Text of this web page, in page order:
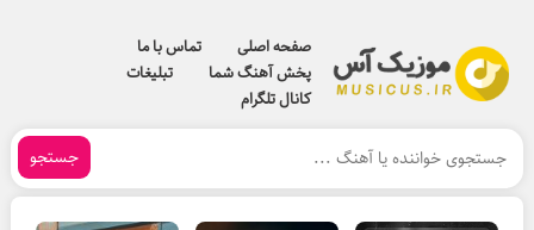
صفحه اصلی
تماس با ما
پخش آهنگ شما
تبلیغات
کانال تلگرام
جستجو